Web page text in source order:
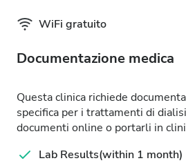
WiFi gratuito
Documentazione medica
Questa clinica richiede
specifica per i trattamenti di
documenti online o portarli in
Lab Results(within 1 month)